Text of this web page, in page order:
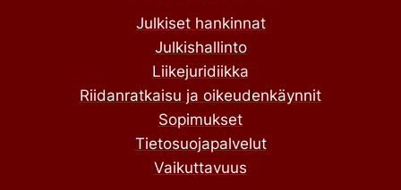
Julkiset hankinnat
Julkishallinto
Liikejuridiikka
Riidanratkaisu ja oikeudenkäynnit
Sopimukset
Tietosuojapalvelut
Vaikuttavuus